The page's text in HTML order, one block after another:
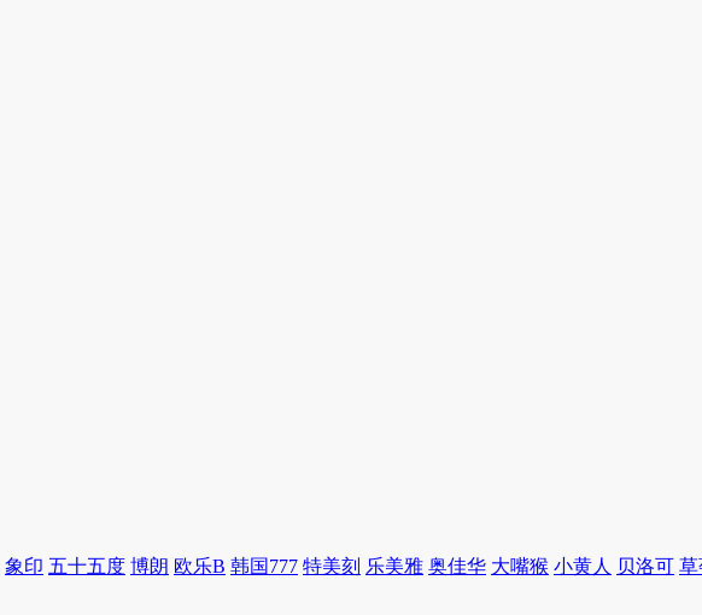
象印 五十五度 博朗 欧乐B 韩国777 特美刻 乐美雅 奥佳华 大嘴猴 小黄人 贝洛可 草